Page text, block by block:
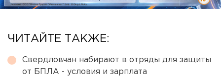
ЧИТАЙТЕ ТАКЖЕ:
Свердловчан набирают в отряды для защиты
от БПЛА - условия и зарплата